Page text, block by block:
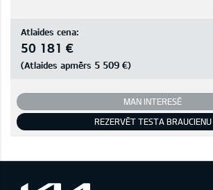
Atlaides cena:
50 181 €
(Atlaides apmērs 5 509 €)
MAN INTERESĒ
REZERVĒT TESTA BRAUCIENU